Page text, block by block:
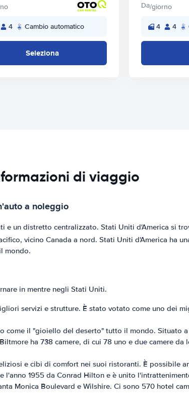
4 Cambio automatico
Seleziona
Da/giorno
4 4
di viaggio
a noleggio
e un distretto centralizzato. Stati Uniti d'America si
vicino Canada a nord. Stati Uniti d'America ha
mondo.
in mentre negli Stati Uniti.
servizi e strutture. È stato votato come uno dei
come il "gioiello del deserto" tutto il mondo. Situato
ha 738 camere, di cui 78 uno e due camere
e cibi di comfort nei suoi ristoranti. È possibile
l'anno 1955 da Conrad Hilton e è unito
Monica Boulevard e Wilshire. Ci sono 570 hotel